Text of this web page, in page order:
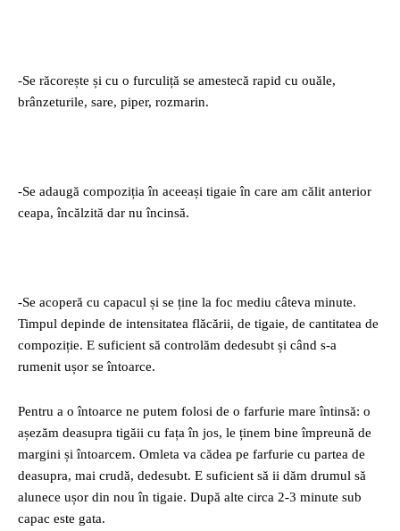
-Se răcorește și cu o furculiță se amestecă rapid cu ouăle,
brânzeturile, sare, piper, rozmarin.
-Se adaugă compoziția în aceeași tigaie în care am călit anterior
ceapa, încălzită dar nu încinsă.
-Se acoperă cu capacul și se ține la foc mediu câteva minute.
Timpul depinde de intensitatea flăcării, de tigaie, de cantitatea de
compoziție. E suficient să controlăm dedesubt și când s-a
rumenit ușor se întoarce.
Pentru a o întoarce ne putem folosi de o farfurie mare întinsă: o
așezăm deasupra tigăii cu fața în jos, le ținem bine împreună de
margini și întoarcem. Omleta va cădea pe farfurie cu partea de
deasupra, mai crudă, dedesubt. E suficient să ii dăm drumul să
alunece ușor din nou în tigaie. După alte circa 2-3 minute sub
capac este gata.